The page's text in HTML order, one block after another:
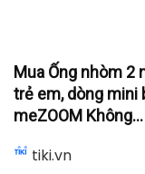
Mua Ống nhòm
trẻ em, dòng mini
meZOOM Không...
tiki.vn